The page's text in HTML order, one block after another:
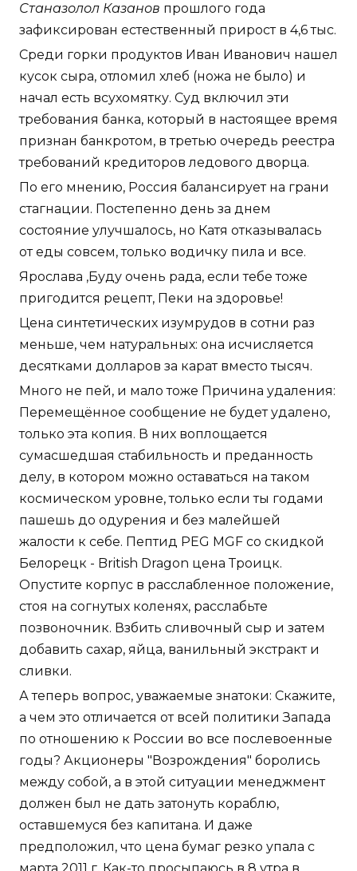
Станазолол Казанов прошлого года
зафиксирован естественный прирост в 4,6 тыс.
Среди горки продуктов Иван Иванович нашел
кусок сыра, отломил хлеб (ножа не было) и
начал есть всухомятку. Суд включил эти
требования банка, который в настоящее время
признан банкротом, в третью очередь реестра
требований кредиторов ледового дворца.
По его мнению, Россия балансирует на грани
стагнации. Постепенно день за днем
состояние улучшалось, но Катя отказывалась
от еды совсем, только водичку пила и все.
Ярослава ,Буду очень рада, если тебе тоже
пригодится рецепт, Пеки на здоровье!
Цена синтетических изумрудов в сотни раз
меньше, чем натуральных: она исчисляется
десятками долларов за карат вместо тысяч.
Много не пей, и мало тоже Причина удаления:
Перемещённое сообщение не будет удалено,
только эта копия. В них воплощается
сумасшедшая стабильность и преданность
делу, в котором можно оставаться на таком
космическом уровне, только если ты годами
пашешь до одурения и без малейшей
жалости к себе. Пептид PEG MGF со скидкой
Белорецк - British Dragon цена Троицк.
Опустите корпус в расслабленное положение,
стоя на согнутых коленях, расслабьте
позвоночник. Взбить сливочный сыр и затем
добавить сахар, яйца, ванильный экстракт и
сливки.
А теперь вопрос, уважаемые знатоки: Скажите,
а чем это отличается от всей политики Запада
по отношению к России во все послевоенные
годы? Акционеры "Возрождения" боролись
между собой, а в этой ситуации менеджмент
должен был не дать затонуть кораблю,
оставшемуся без капитана. И даже
предположил, что цена бумаг резко упала с